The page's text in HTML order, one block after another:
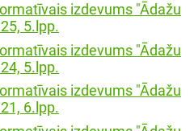
izdevums "Ādažu
5.lpp.
izdevums "Ādažu
5.lpp.
izdevums "Ādažu
6.lpp.